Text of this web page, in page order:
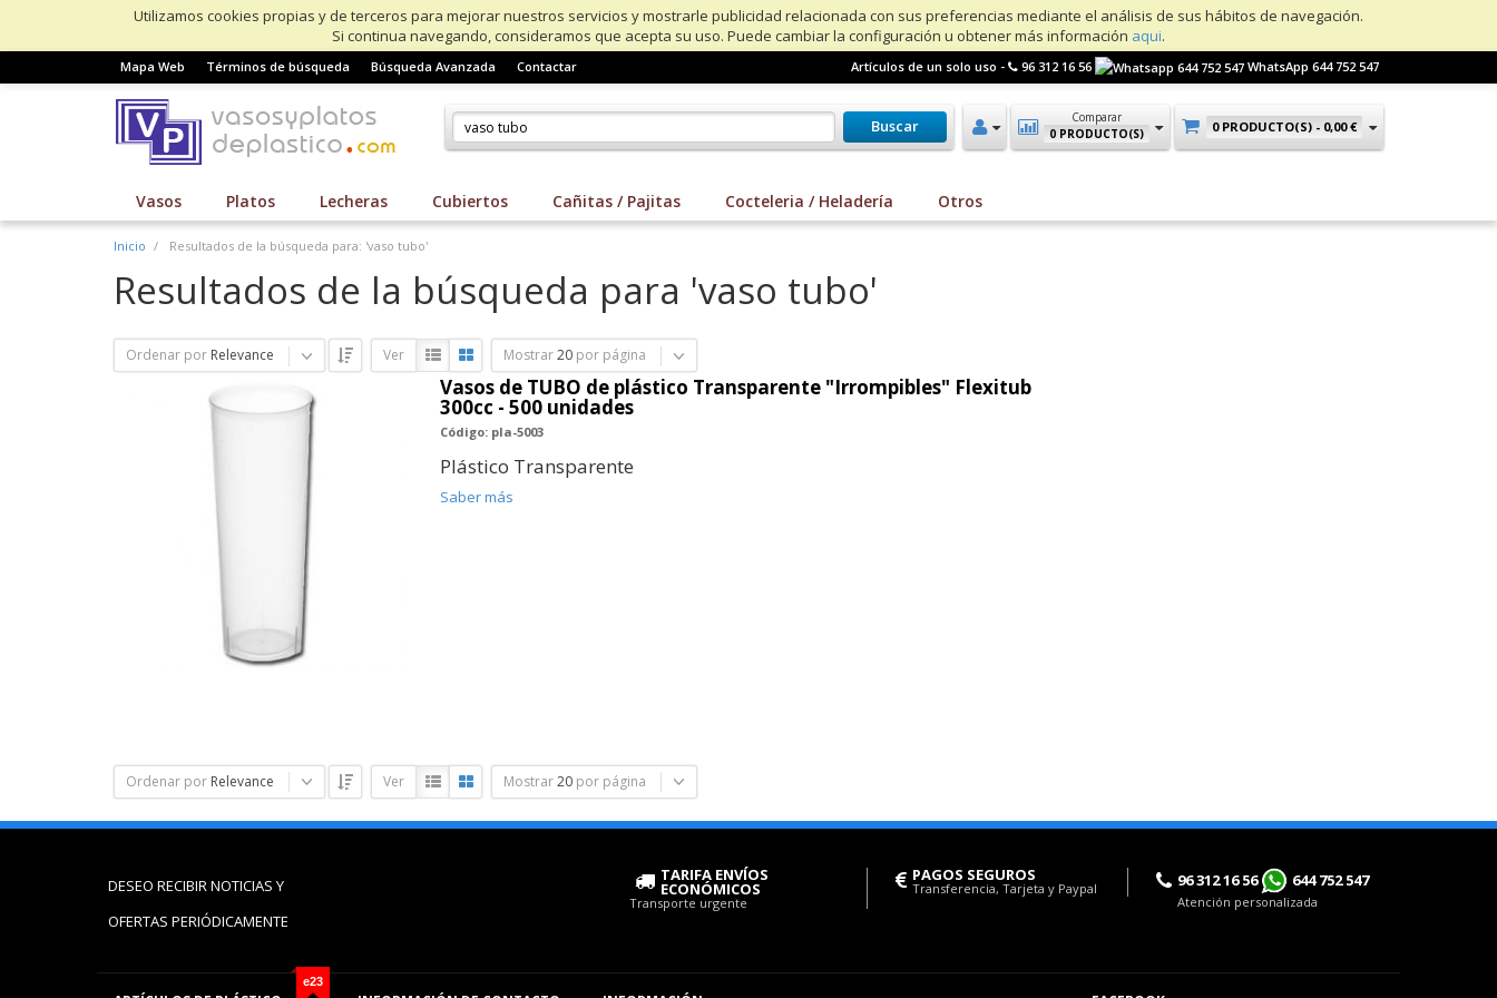
Utilizamos cookies propias y de terceros para mejorar nuestros servicios y mostrarle publicidad relacionada con sus preferencias mediante el análisis de sus hábitos de navegación.
Si continua navegando, consideramos que acepta su uso. Puede cambiar la configuración u obtener más información aqui.
Mapa Web Términos de búsqueda Búsqueda Avanzada Contactar Artículos de un solo uso - 96 312 16 56 WhatsApp 644 752 547
0 PRODUCTO(S) - 0,00 €
Comparar
0 PRODUCTO(S)
Buscar
Vasos Platos Lecheras Cubiertos Cañitas / Pajitas Cocteleria / Heladería Otros
Inicio Resultados de la búsqueda para: 'vaso tubo'
Resultados de la búsqueda para 'vaso tubo'
Ordenar por Relevance Ver Mostrar20 por página
Vasos de TUBO de plástico Transparente "Irrompibles" Flexitub
300cc - 500 unidades
Código: pla-5003
Plástico Transparente
Saber más
Ordenar por Relevance Ver Mostrar20 por página
DESEO RECIBIR NOTICIAS Y
OFERTAS PERIÓDICAMENTE
TARIFA ENVÍOS
ECONÓMICOS
Transporte urgente
PAGOS SEGUROS
Transferencia, Tarjeta y Paypal 96 312 16 56 644 752 547
Atención personalizada
e23